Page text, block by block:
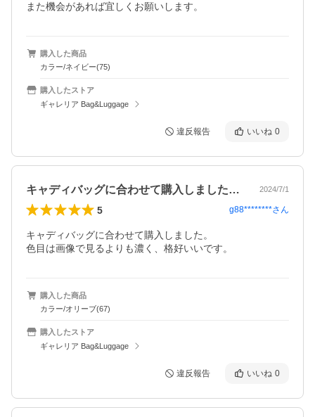
また機会があれば宜しくお願いします。
購入した商品
カラー/ネイビー(75)
購入したストア
ギャレリア Bag&Luggage
違反報告 いいね 0
キャディバッグに合わせて購入しました。… 2024/7/1
5 g88********さん
キャディバッグに合わせて購入しました。
色目は画像で見るよりも濃く、格好いいです。
購入した商品
カラー/オリーブ(67)
購入したストア
ギャレリア Bag&Luggage
違反報告 いいね 0